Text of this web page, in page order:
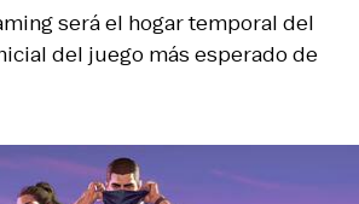
será el hogar temporal del
del juego más esperado de